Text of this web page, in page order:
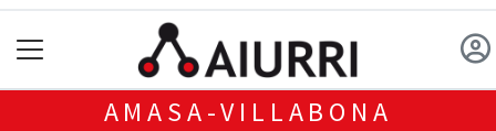
AMASA-VILLABONA